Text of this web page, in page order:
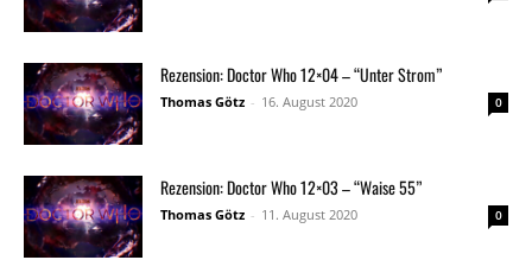
Rezension: Doctor Who 12×04 – “Unter Strom”
Thomas Götz - 16. August 2020 0
Rezension: Doctor Who 12×03 – “Waise 55”
Thomas Götz - 11. August 2020 0